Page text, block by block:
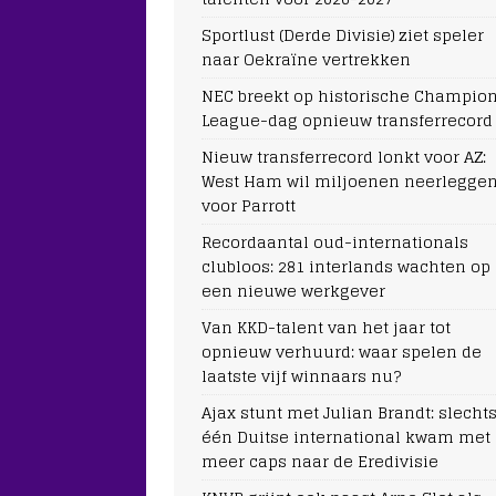
Sportlust (Derde Divisie) ziet speler
naar Oekraïne vertrekken
NEC breekt op historische
League-dag opnieuw transferrecord
Nieuw transferrecord lonkt voor AZ:
West Ham wil miljoenen neerleggen
voor Parrott
Recordaantal oud-internationals
clubloos: 281 interlands wachten op
een nieuwe werkgever
Van KKD-talent van het jaar tot
opnieuw verhuurd: waar spelen de
laatste vijf winnaars nu?
Ajax stunt met Julian Brandt: slechts
één Duitse international kwam met
meer caps naar de Eredivisie